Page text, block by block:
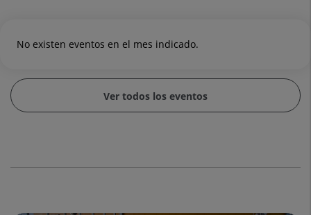
No existen eventos en el mes indicado.
Ver todos los eventos